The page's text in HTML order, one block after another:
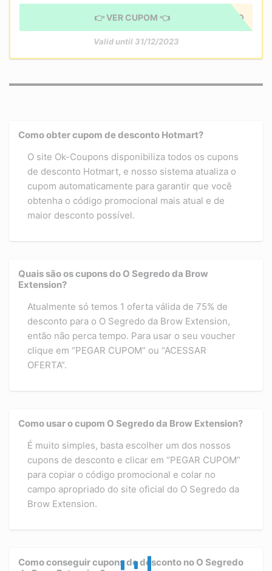
CUPOM APLICADO
👉 VER CUPOM 👈
Valid until 31/12/2023
Como obter cupom de desconto Hotmart?
O site Ok-Coupons disponibiliza todos os cupons
de desconto Hotmart, e nosso sistema atualiza o
cupom automaticamente para garantir que você
obtenha o código promocional mais atual e de
maior desconto possível.
Quais são os cupons do O Segredo da Brow
Extension?
Atualmente só temos 1 oferta válida de 75% de
desconto para o O Segredo da Brow Extension,
então não perca tempo. Para usar o seu voucher
clique em “PEGAR CUPOM” ou “ACESSAR
OFERTA”.
Como usar o cupom O Segredo da Brow Extension?
É muito simples, basta escolher um dos nossos
cupons de desconto e clicar em “PEGAR CUPOM”
para copiar o código promocional e colar no
campo apropriado do site oficial do O Segredo da
Brow Extension.
Como conseguir cupons de desconto no O Segredo